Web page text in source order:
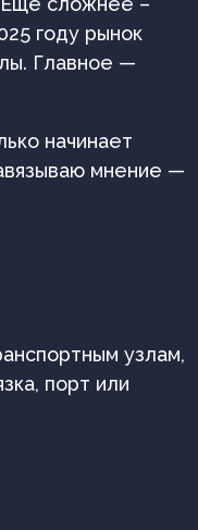
году рынок
Главное —
начинает
мнение —
узлам,
порт или